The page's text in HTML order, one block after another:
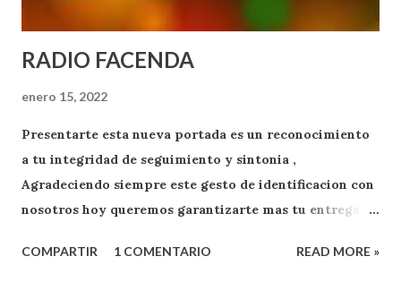
RADIO FACENDA
enero 15, 2022
Presentarte esta nueva portada es un reconocimiento
a tu integridad de seguimiento y sintonia ,
Agradeciendo siempre este gesto de identificacion con
nosotros hoy queremos garantizarte mas tu entrega
.
COMPARTIR 1 COMENTARIO READ MORE »